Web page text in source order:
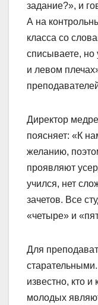
задание?», и
А на
класса со
списываете, но
и левом
Директор
поясняет: «К
желанию,
проявляют
учился, нет
зачетов. Все
«четыре» и
Для
известно, кто
молодых